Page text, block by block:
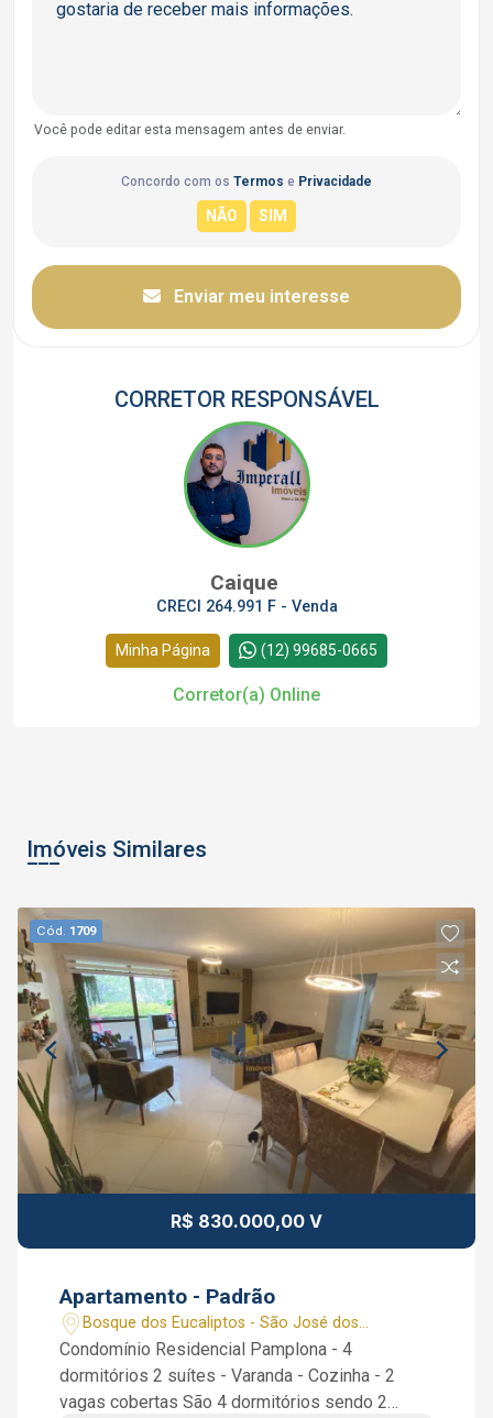
Você pode editar esta mensagem antes de enviar.
Concordo com os Termos e Privacidade
Enviar meu interesse
CORRETOR RESPONSÁVEL
Caique
CRECI 264.991 F - Venda
Minha Página (12) 99685-0665
Corretor(a) Online
Imóveis Similares
Cód. 1709
R$ 830.000,00 V
Apartamento - Padrão
Bosque dos Eucaliptos - São José dos
Campos/SP
Condomínio Residencial Pamplona - 4
dormitórios 2 suítes - Varanda - Cozinha - 2
vagas cobertas São 4 dormitórios sendo 2